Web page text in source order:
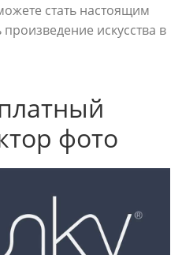
стать настоящим
искусства в
фото